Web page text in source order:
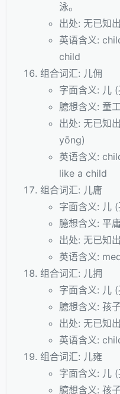
泳。
出处: 无已知
英语含义:
child
组合词汇: 儿佣
字面含义: 儿
臆想含义: 童
出处: 无已知
yōng)
英语含义:
like a child
组合词汇: 儿庸
字面含义: 儿
臆想含义: 平
出处: 无已知
英语含义:
组合词汇: 儿拥
字面含义: 儿
臆想含义: 孩
出处: 无已知
英语含义:
组合词汇: 儿雍
字面含义: 儿
臆想含义: 孩